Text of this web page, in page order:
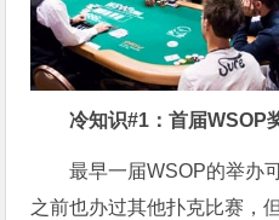
冷知识#1 ：首届WSOP
最早一届WSOP的举办
之前也办过其他扑克比赛，